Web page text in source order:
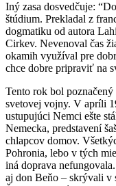
Iný zasa dosvedčuje:
štúdium. Prekladal z
dogmatiku od autora
Cirkev. Nevenoval čas
okamih využíval pre
chce dobre pripraviť na
Tento rok bol
svetovej vojny. V apríli
ustupujúci Nemci ešte
Nemecka, predstavení
chlapcov domov.
Pohronia, lebo v tých
iná doprava
aj don Beňo – skrývali v